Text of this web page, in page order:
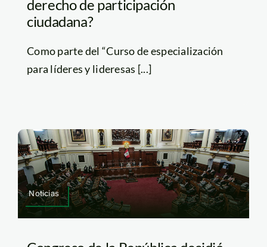
derecho de participación
ciudadana?
Como parte del “Curso de especialización
para líderes y lideresas [...]
Noticias